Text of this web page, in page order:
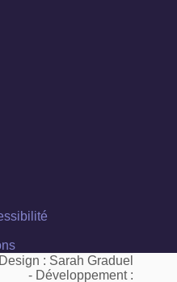
Design : Sarah Graduel
- Développement :